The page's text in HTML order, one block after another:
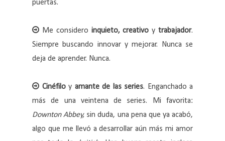
puertas.
Me considero inquieto, creativo ytrabajador.
Siempre buscando innovar y mejorar. Nunca se
deja de aprender. Nunca.
Cinéfiloy amante de las series. Enganchado a
más de una veintena de series. Mi favorita:
Downton Abbey, sin duda, una pena que ya acabó,
algo que me llevó a desarrollar aún más mi amor